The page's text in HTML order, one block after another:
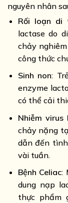
nguyên nhân
Rối loạn di
lactase do
chảy
công thức
Sinh non:
enzyme
có thể cải
Nhiễm
chảy nặng
dẫn đến
vài tuần.
Bệnh Celiac:
dung nạp
thực phẩm